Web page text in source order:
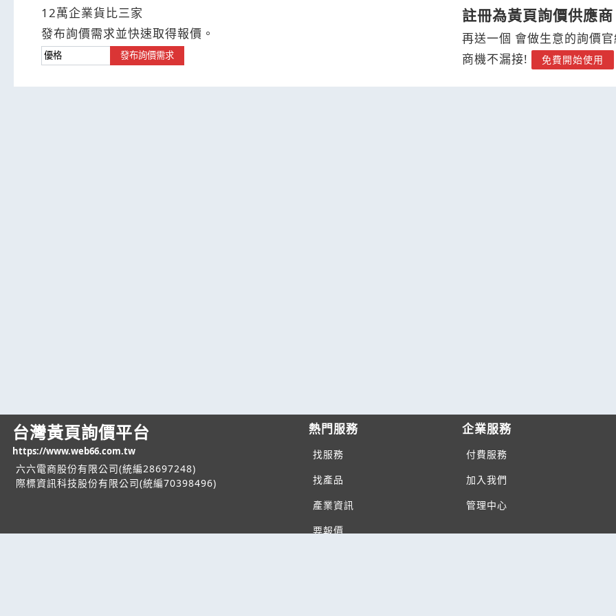
12萬企業貨比三家
發布詢價需求並快速取得報價。
發布詢價需求
註冊為黃頁詢價供應商
再送一個 會做生意的詢價
商機不漏接!
免費開始使用
台灣黃頁詢價平台
https://www.web66.com.tw
六六電商股份有限公司(統編28697248)
際標資訊科技股份有限公司(統編70398496)
熱門服務
找服務
找產品
產業資訊
要報價
企業服務
付費服務
加入我們
管理中心